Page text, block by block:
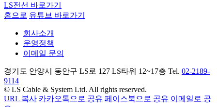
LS전선 바로가기
홈으로 유튜브 바로가기
회사소개
운영정책
이메일 문의
경기도 안양시 동안구 LS로 127 LS타워 12~17층 Tel. 02-2189-
9114
© LS Cable & System Ltd. All rights reserved.
URL 복사 카카오톡으로 공유 페이스북으로 공유 이메일로 공